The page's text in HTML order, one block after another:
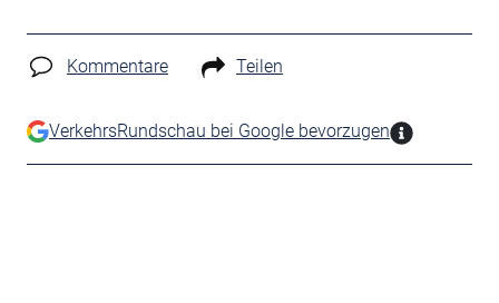
Kommentare Teilen
VerkehrsRundschau bei Google bevorzugen